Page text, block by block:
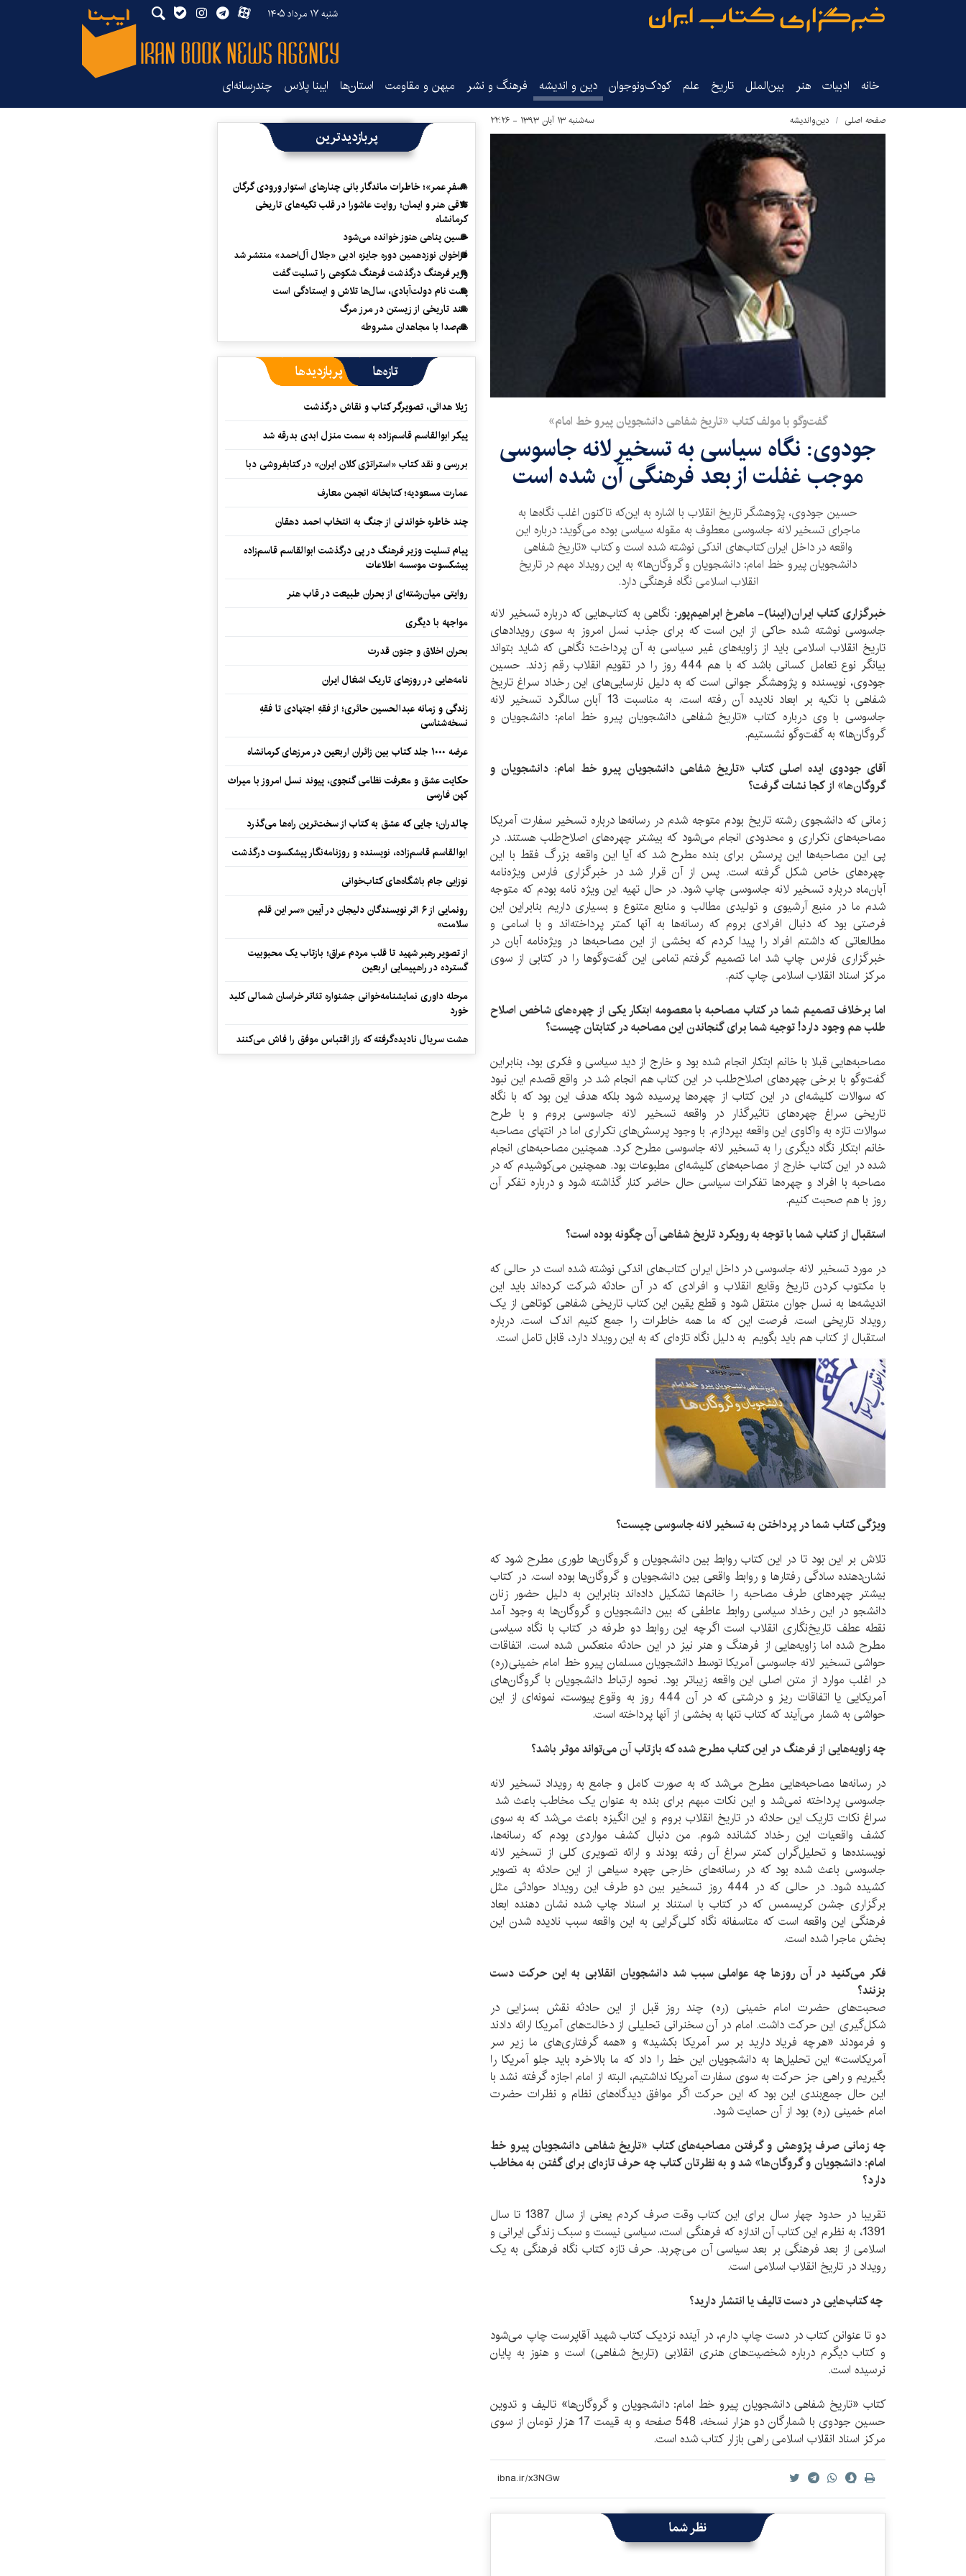
شنبه ۱۷ مرداد ۱۴۰۵
خانه ادبیات هنر بین‌الملل تاریخ‌ علم کودک‌ونوجوان دین و اندیشه فرهنگ و نشر میهن و مقاومت استان‌ها ایبنا پلاس چندرسانه‌ای
صفحه اصلی دین‌واندیشه سه‌شنبه ۱۳ آبان ۱۳۹۳ - ۲۲:۲۶
گفت‌وگو با مولف کتاب «تاریخ شفاهی دانشجویان پیرو خط امام»
جودوی: نگاه سیاسی به تسخیر لانه جاسوسی
موجب غفلت از بعد فرهنگی آن شده است
حسین جودوی، پژوهشگر تاریخ انقلاب با اشاره به این‌که تاکنون اغلب نگاه‌ها به
ماجرای تسخیر لانه جاسوسی معطوف به مقوله سیاسی بوده می‌گوید: درباره این
واقعه در داخل ایران کتاب‌های اندکی نوشته شده است و کتاب «تاریخ شفاهی
دانشجویان پیرو خط امام: دانشجویان و گروگان‌ها» به این رویداد مهم در تاریخ
انقلاب اسلامی نگاه فرهنگی دارد.
خبرگزاری کتاب ایران(ایبنا)- ماهرخ ابراهیم‌پور: نگاهی به کتاب‌هایی که درباره تسخیر لانه
جاسوسی نوشته شده حاکی از این است که برای جذب نسل امروز به سوی رویدادهای
تاریخ انقلاب اسلامی باید از زاویه‌های غیر سیاسی به آن پرداخت؛ نگاهی که شاید بتواند
بیانگر نوع تعامل کسانی باشد که با هم 444 روز را در تقویم انقلاب رقم زدند. حسین
جودوی، نویسنده و پژوهشگر جوانی است که به دلیل نارسایی‌های این رخداد سراغ تاریخ
شفاهی با تکیه بر ابعاد نادیده آن رفته است. به مناسبت 13 آبان سالگرد تسخیر لانه
جاسوسی با وی درباره کتاب «تاریخ شفاهی دانشجویان پیرو خط امام: دانشجویان و
گروگان‌ها» به گفت‌وگو نشستیم.
آقای جودوی ایده اصلی کتاب «تاریخ شفاهی دانشجویان پیرو خط امام: دانشجویان و
گروگان‌ها» از کجا نشات گرفت؟
زمانی که دانشجوی رشته تاریخ بودم متوجه شدم در رسانه‌ها درباره تسخیر سفارت آمریکا
مصاحبه‌های تکراری و محدودی انجام می‌شود که بیشتر چهره‌های اصلاح‌طلب هستند. در
پی این مصاحبه‌ها این پرسش برای بنده مطرح شد که آیا این واقعه بزرگ فقط با این
چهره‌های خاص شکل گرفته است. پس از آن قرار شد در خبرگزاری فارس ویژه‌نامه
آبان‌ماه درباره تسخیر لانه جاسوسی چاپ شود. در حال تهیه این ویژه نامه بودم که متوجه
شدم ما در منبع آرشیوی و تولیدی مطالب و منابع متنوع و بسیاری داریم بنابراین این
فرصتی بود که دنبال افرادی بروم که رسانه‌ها به آنها کمتر پرداخته‌ا‌ند و با اسامی و
مطالعاتی که داشتم افراد را پیدا کردم که بخشی از این مصاحبه‌ها در ویژه‌نامه آبان در
خبرگزاری فارس چاپ شد اما تصمیم گرفتم تمامی این گفت‌وگوها را در کتابی از سوی
مرکز اسناد انقلاب اسلامی چاپ کنم.
اما برخلاف تصمیم شما در کتاب مصاحبه با معصومه ابتکار یکی از چهره‌های شاخص اصلاح
طلب هم وجود دارد! توجیه شما برای گنجاندن این مصاحبه در کتابتان چیست؟
مصاحبه‌هایی قبلا با خانم ابتکار انجام شده بود و خارج از دید سیاسی و فکری بود، بنابراین
گفت‌وگو با برخی چهره‌های اصلاح‌طلب در این کتاب هم انجام شد در واقع قصدم این نبود
که سوالات کلیشه‌ای در این کتاب از چهره‌ها پرسیده شود بلکه هدف این بود که با نگاه
تاریخی سراغ چهره‌های تاثیرگذار در واقعه تسخیر لانه جاسوسی بروم و با طرح
سوالات تازه به واکاوی این واقعه بپردازم. با وجود پرسش‌های تکراری اما در انتهای مصاحبه
خانم ابتکار نگاه دیگری را به تسخیر لانه جاسوسی مطرح کرد. همچنین مصاحبه‌های انجام
شده در این کتاب خارج از مصاحبه‌های کلیشه‌ای مطبوعات بود. همچنین می‌کوشیدم که در
مصاحبه با افراد و چهره‌ها تفکرات سیاسی حال حاضر کنار گذاشته شود و درباره تفکر آن
روز با هم صحبت کنیم.
استقبال از کتاب شما با توجه به رویکرد تاریخ شفاهی آن چگونه بوده است؟
در مورد تسخیر لانه جاسوسی در داخل ایران کتاب‌های اندکی نوشته شده است در حالی که
با مکتوب کردن تاریخ وقایع انقلاب و افرادی که در آن حادثه شرکت کرده‌اند باید این
اندیشه‌ها به نسل جوان منتقل شود و قطع یقین این کتاب تاریخی شفاهی کوتاهی از یک
رویداد تاریخی است. فرصت این که ما همه خاطرات را جمع کنیم اندک است. درباره
استقبال از کتاب هم باید بگویم به دلیل نگاه تازه‌ای که به این رویداد دارد، قابل تامل است.
ویژگی کتاب شما در پرداختن به تسخیر لانه جاسوسی چیست؟
تلاش بر این بود تا در این کتاب روابط بین دانشجویان و گروگان‌ها طوری مطرح شود که
نشان‌دهنده سادگی رفتارها و روابط واقعی بین دانشجویان و گروگان‌ها بوده است. در کتاب
بیشتر چهره‌های طرف مصاحبه را خانم‌ها تشکیل داده‌اند بنابراین به دلیل حضور زنان
دانشجو در این رخداد سیاسی روابط عاطفی که بین دانشجویان و گروگان‌ها به وجود آمد
نقطه عطف تاریخ‌نگاری انقلاب است اگرچه این روابط دو طرفه در کتاب با نگاه سیاسی
مطرح شده اما زاویه‌هایی از فرهنگ و هنر نیز در این حادثه منعکس شده است. اتفاقات
حواشی تسخیر لانه جاسوسی آمریکا توسط دانشجویان مسلمان پیرو خط امام خمینی(ره)
در اغلب موارد از متن اصلی این واقعه زیباتر بود. نحوه ارتباط دانشجویان با گروگان‌های
آمریکایی یا اتفاقات ریز و درشتی که در آن 444 روز به وقوع پیوست، نمونه‌ای از این
حواشی به شمار می‌آیند که کتاب تنها به بخشی از آنها پرداخته است.
چه زاویه‌هایی از فرهنگ در این کتاب مطرح شده که بازتاب آن می‌تواند موثر باشد؟
در رسانه‌ها مصاحبه‌هایی مطرح می‌شد که به صورت کامل و جامع به رویداد تسخیر لانه
جاسوسی پرداخته نمی‌شد و این نکات مبهم برای بنده به عنوان یک مخاطب باعث شد
سراغ نکات تاریک این حادثه در تاریخ انقلاب بروم و این انگیزه باعث می‌شد که به سوی
کشف واقعیات این رخداد کشانده شوم. من دنبال کشف مواردی بودم که رسانه‌ها،
نویسنده‌ها و تحلیل‌گران کمتر سراغ آن رفته بودند و ارائه تصویری کلی از تسخیر لانه
جاسوسی باعث شده بود که در رسانه‌های خارجی چهره‌ سیاهی از این حادثه به تصویر
کشیده ‌شود. در حالی که در 444 روز تسخیر بین دو طرف این رویداد حوادثی مثل
برگزاری جشن کریسمس که در کتاب با استناد بر اسناد چاپ شده نشان دهنده ابعاد
فرهنگی این واقعه است که متاسفانه نگاه کلی‌گرایی به این واقعه سبب نادیده شدن این
بخش ماجرا شده است.
فکر می‌کنید در آن روزها چه عواملی سبب شد دانشجویان انقلابی به این حرکت دست
بزنند؟
صحبت‌های حضرت امام خمینی (ره) چند روز قبل از این حادثه نقش بسزایی در
شکل‌گیری این حرکت داشت. امام در آن سخنرانی تحلیلی از دخالت‌های آمریکا ارائه دادند
و فرمودند «هرچه فریاد دارید بر سر آمریکا بکشید» و «همه گرفتاری‌های ما زیر سر
آمریکاست» این تحلیل‌ها به دانشجویان این خط را داد که ما بالاخره باید جلو آمریکا را
بگیریم و راهی جز حرکت به سوی سفارت آمریکا نداشتیم، البته از امام اجازه گرفته نشد با
این حال جمع‌بندی این بود که این حرکت اگر موافق دیدگاه‌های نظام و نظرات حضرت
امام خمینی (ره) بود از آن حمایت شود.
چه زمانی صرف پژوهش و گرفتن مصاحبه‌های کتاب «تاریخ شفاهی دانشجویان پیرو خط
امام: دانشجویان و گروگان‌ها» شد و به نظرتان کتاب چه حرف تازه‌ای برای گفتن به مخاطب
دارد؟
تقریبا در حدود چهار سال برای این کتاب وقت صرف کردم یعنی از سال 1387 تا سال
1391، به نظرم این کتاب آن‌ اندازه که فرهنگی است، سیاسی نیست و سبک زندگی ایرانی و
اسلامی از بعد فرهنگی بر بعد سیاسی آن می‌چربد. حرف تازه کتاب نگاه فرهنگی به یک
رویداد در تاریخ انقلاب اسلامی است.
چه کتاب‌هایی در دست تالیف یا انتشار دارید؟
دو تا عنوانن کتاب در دست چاپ دارم، در آینده نزدیک کتاب شهید آقاپرست چاپ می‌شود
و کتاب دیگرم درباره شخصیت‌های هنری انقلابی (تاریخ شفاهی) است و هنوز به پایان
نرسیده است.
کتاب «تاریخ شفاهی دانشجویان پیرو خط امام: دانشجویان و گروگان‌ها» تالیف و تدوین
حسین جودوی با شمارگان دو هزار نسخه، 548 صفحه و به قیمت 17 هزار تومان از سوی
مرکز اسناد انقلاب اسلامی راهی بازار کتاب شده است.
نظر شما
پربازدیدترین
«سفرِ عمر»؛ خاطرات ماندگار بانی چنارهای استوار ورودی گرگان
تلاقی هنر و ایمان؛ روایت عاشورا در قلب تکیه‌های تاریخی
کرمانشاه
حسین پناهی هنوز خوانده می‌شود
فراخوان نوزدهمین دوره جایزه ادبی «جلال آل‌احمد» منتشر شد
وزیر فرهنگ درگذشت فرهنگ شکوهی را تسلیت گفت
پشت نام دولت‌آبادی، سال‌ها تلاش و ایستادگی است
سند تاریخی از زیستن در مرز مرگ
هم‌صدا با مجاهدان مشروطه
تازه‌ها پربازدیدها
ژیلا هدائی، تصویرگر کتاب و نقاش درگذشت
پیکر ابوالقاسم قاسم‌زاده به سمت منزل ابدی بدرقه شد
بررسی و نقد کتاب «استراتژی کلان ایران» در کتابفروشی دبا
عمارت مسعودیه؛ کتابخانه انجمن معارف
چند خاطره خواندنی از جنگ به انتخاب احمد دهقان
پیام تسلیت وزیر فرهنگ در پی درگذشت ابوالقاسم قاسم‌زاده
پیشکسوت موسسه اطلاعات
روایتی میان‌رشته‌ای از بحران طبیعت در قاب هنر
مواجهه با دیگری
بحران اخلاق و جنون قدرت
نامه‌هایی در روزهای تاریک اشغال ایران
زندگی و زمانه عبدالحسین حائری؛ از فقهِ اجتهادی تا فقهِ
نسخه‌شناسی
عرضه ۱۰۰۰ جلد کتاب بین زائران اربعین در مرزهای کرمانشاه
حکایت عشق و معرفت نظامی گنجوی، پیوند نسل امروز با میراث
کهن فارسی
چالدران؛ جایی که عشق به کتاب از سخت‌ترین راه‌ها می‌گذرد
ابوالقاسم قاسم‌زاده، نویسنده و روزنامه‌نگار پیشکسوت درگذشت
نوزایی جام باشگاه‌های کتاب‌خوانی
رونمایی از ۶ اثر نویسندگان دلیجان در آیین «سر این قلم
سلامت»
از تصویر رهبر شهید تا قلب مردم عراق؛ بازتاب یک محبوبیت
گسترده در راهپیمایی اربعین
مرحله داوری نمایشنامه‌خوانی جشنواره تئاتر خراسان شمالی کلید
خورد
هشت سریال نادیده‌گرفته که راز اقتباس موفق را فاش می‌کنند